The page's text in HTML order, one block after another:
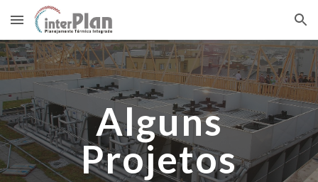
Skip to main content Skip to navigation
Alguns
Projetos